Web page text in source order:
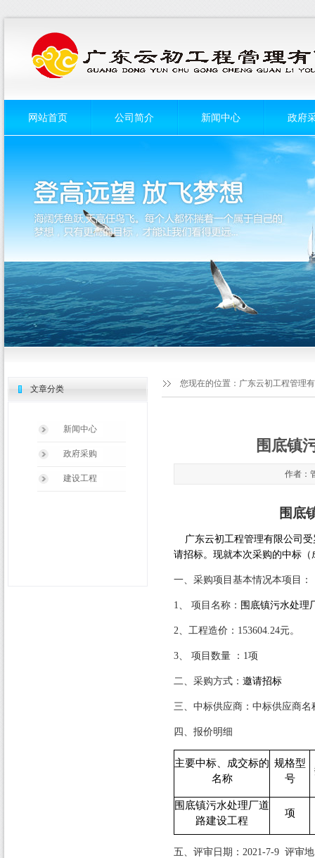
网站首页 公司简介 新闻中心 政府
您现在的位置： 广东云初工程管理
围底镇
作者：
围底
广东云初工程管理有限公司
请招标。现就本次采购的中标
一、采购项目基本情况本项目：
1、 项目名称： 围底镇污水处理
2、工程造价： 153604.24元。
3、 项目数量 ： 1项
二、采购方式： 邀请招标
三、中标供应商：中标供应商名
四、报价明细
主要中标、成交标的
名称
规格型
号
围底镇污水处理厂道
路建设工程
项
五、评审日期： 2021-7-9 评审
文章分类
新闻中心
政府采购
建设工程